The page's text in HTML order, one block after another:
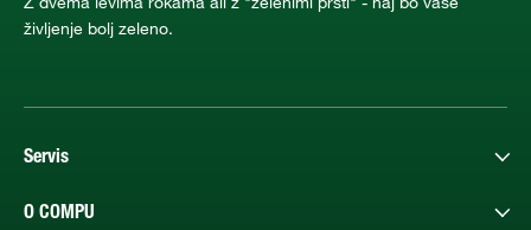
življenje bolj zeleno.
Servis
O COMPU